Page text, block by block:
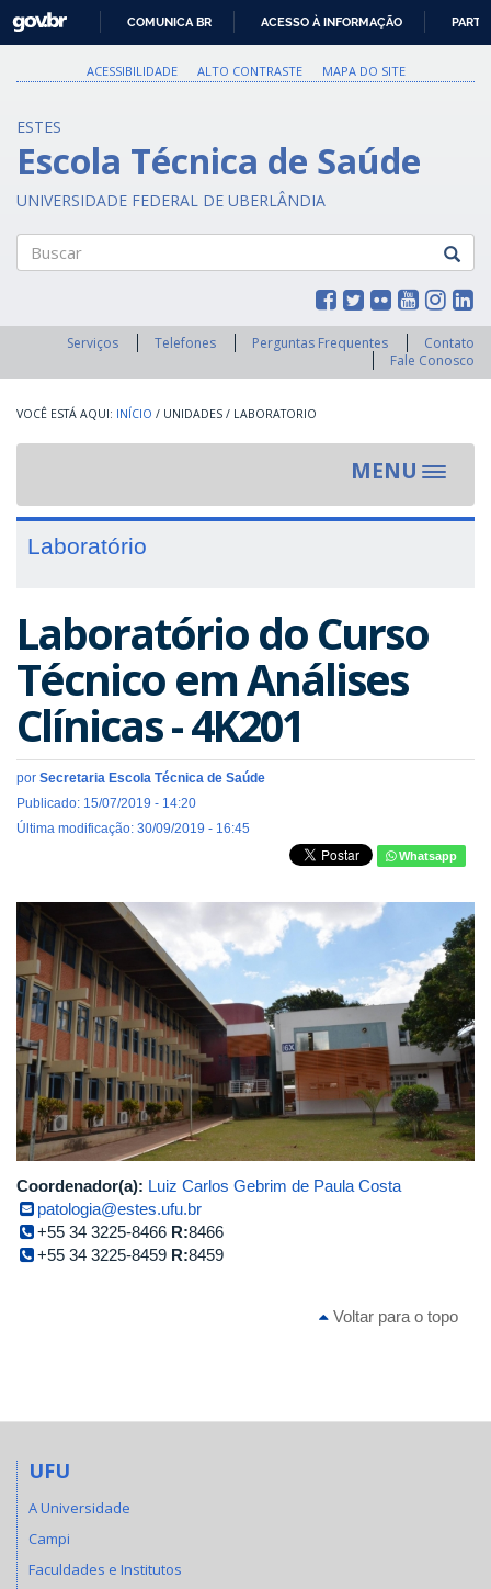
PARA
O
GOVBR
COMUNICA BR ACESSO À INFORMAÇÃO
ACESSIBILIDADE ALTO CONTRASTE MAPA DO SITE
ESTES
Escola Técnica de Saúde
UNIVERSIDADE FEDERAL DE UBERLÂNDIA
Serviços Telefones Perguntas Frequentes
Contato
Fale Conosco
INÍCIO / UNIDADES / LABORATORIO
MENU
Toggle
Laboratório
Laboratório do Curso
Técnico em Análises
Clínicas - 4K201
por Secretaria Escola Técnica de Saúde
Publicado: 15/07/2019 - 14:20
Última modificação: 30/09/2019 - 16:45
Whatsapp
Coordenador(a): Luiz Carlos Gebrim de Paula Costa
patologia@estes.ufu.br
+55 34 3225-8466 R:8466
+55 34 3225-8459 R:8459
Voltar para o topo
UFU
A Universidade
Campi
Faculdades e Institutos